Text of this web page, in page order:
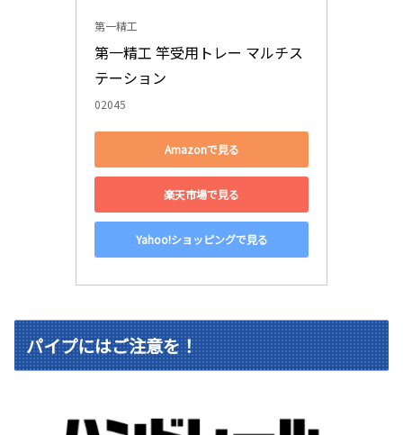
第一精工
第一精工 竿受用トレー マルチス
テーション
02045
Amazonで見る
楽天市場で見る
Yahoo!ショッピングで見る
パイプにはご注意を！